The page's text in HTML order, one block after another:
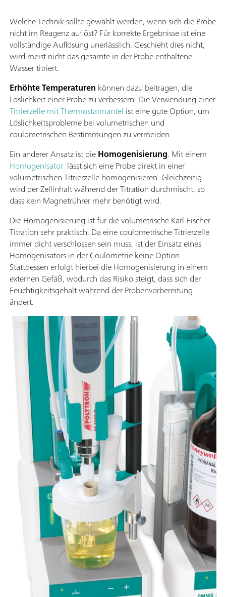
Welche Technik sollte gewählt werden, wenn sich die Probe
nicht im Reagenz auflöst? Für korrekte Ergebnisse ist eine
vollständige Auflösung unerlässlich. Geschieht dies nicht,
wird meist nicht das gesamte in der Probe enthaltene
Wasser titriert.
Erhöhte Temperaturen können dazu beitragen, die
Löslichkeit einer Probe zu verbessern. Die Verwendung einer
Titrierzelle mit Thermostatmantel ist eine gute Option, um
Löslichkeitsprobleme bei volumetrischen und
coulometrischen Bestimmungen zu vermeiden.
Ein anderer Ansatz ist dieHomogenisierung. Mit einem
Homogenisator lässt sich eine Probe direkt in einer
volumetrischen Titrierzelle homogenisieren. Gleichzeitig
wird der Zellinhalt während der Titration durchmischt, so
dass kein Magnetrührer mehr benötigt wird.
Die Homogenisierung ist für die volumetrische Karl-Fischer-
Titration sehr praktisch. Da eine coulometrische Titrierzelle
immer dicht verschlossen sein muss, ist der Einsatz eines
Homogenisators in der Coulometrie keine Option.
Stattdessen erfolgt hierbei die Homogenisierung in einem
externen Gefäß, wodurch das Risiko steigt, dass sich der
Feuchtigkeitsgehalt während der Probenvorbereitung
ändert.